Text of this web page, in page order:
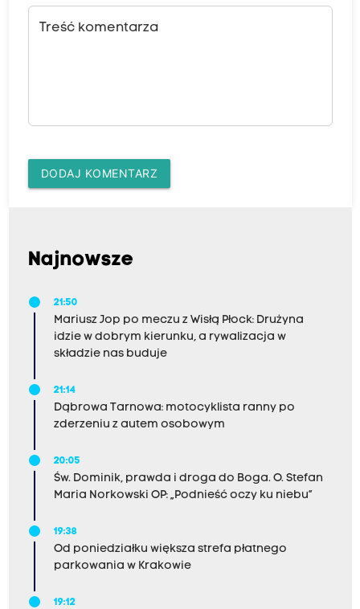
Treść komentarza
DODAJ KOMENTARZ
Najnowsze
21:50
Mariusz Jop po meczu z Wisłą Płock: Drużyna
idzie w dobrym kierunku, a rywalizacja w
składzie nas buduje
21:14
Dąbrowa Tarnowa: motocyklista ranny po
zderzeniu z autem osobowym
20:05
Św. Dominik, prawda i droga do Boga. O. Stefan
Maria Norkowski OP: „Podnieść oczy ku niebu”
19:38
Od poniedziałku większa strefa płatnego
parkowania w Krakowie
19:12